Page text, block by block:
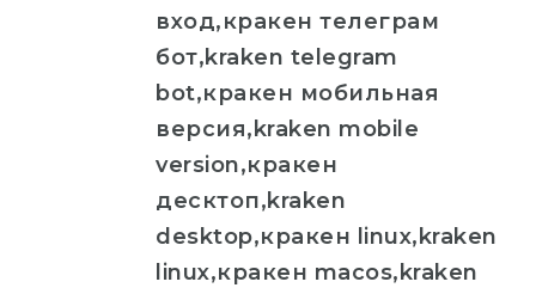
вход,кракен телеграм
бот,kraken telegram
bot,кракен мобильная
версия,kraken mobile
version,кракен
десктоп,kraken
desktop,кракен linux,kraken
linux,кракен macos,kraken